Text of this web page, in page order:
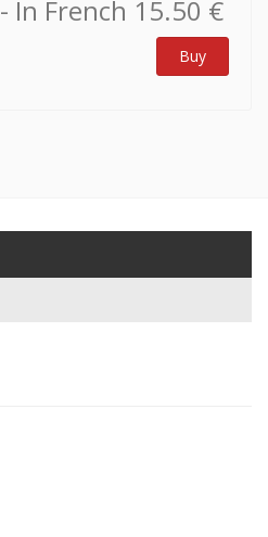
- In French 15.50 €
Buy